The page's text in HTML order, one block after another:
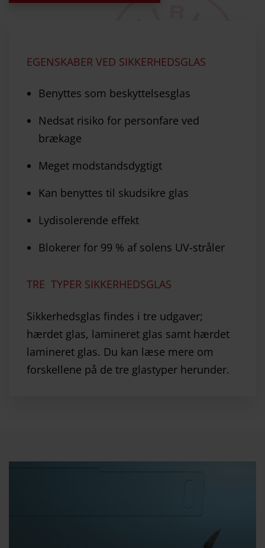
EGENSKABER VED SIKKERHEDSGLAS
Benyttes som beskyttelsesglas
Nedsat risiko for personfare ved
brækage
Meget modstandsdygtigt
Kan benyttes til skudsikre glas
Lydisolerende effekt
Blokerer for 99 % af solens UV-stråler
TRE TYPER SIKKERHEDSGLAS
Sikkerhedsglas findes i tre udgaver;
hærdet glas, lamineret glas samt hærdet
lamineret glas. Du kan læse mere om
forskellene på de tre glastyper herunder.